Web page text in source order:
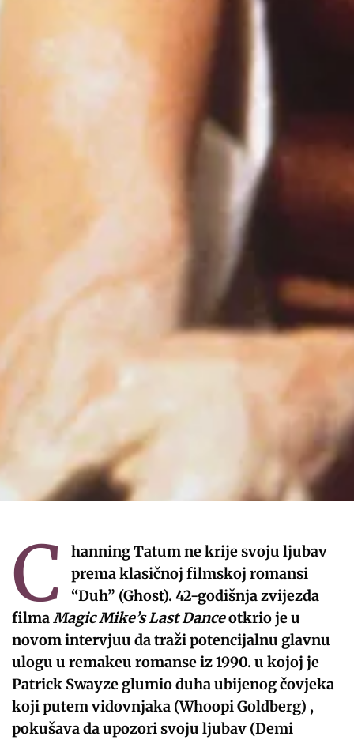
C
hanning Tatum ne krije svoju ljubav
prema klasičnoj filmskoj romansi
“Duh” (Ghost). 42-godišnja zvijezda
filmaMagic Mike’s Last Danceotkrio je u
novom intervjuu da traži potencijalnu glavnu
ulogu u remakeu romanse iz 1990. u kojoj je
Patrick Swayze glumio duha ubijenog čovjeka
koji putem vidovnjaka (Whoopi Goldberg) ,
pokušava da upozori svoju ljubav (Demi